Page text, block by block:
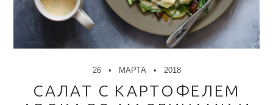
26 МАРТА 2018
САЛАТ С КАРТОФЕЛЕМ